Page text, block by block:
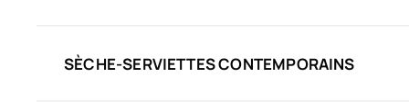
SÈCHE-SERVIETTES CONTEMPORAINS